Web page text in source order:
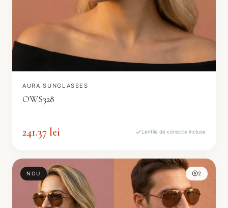
AURA SUNGLASSES
OWS328
241.37 lei Lentile de corecție incluse
NOU 2